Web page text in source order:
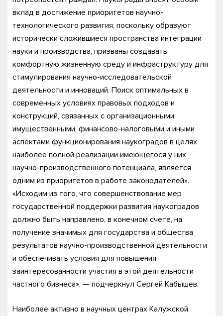
вклад в достижение приоритетов научно-
технологического развития, поскольку образуют
исторически сложившиеся пространства интеграции
науки и производства, призваны создавать
комфортную жизненную среду и инфраструктуру для
стимулирования научно-исследовательской
деятельности и инноваций. Поиск оптимальных в
современных условиях правовых подходов и
конструкций, связанных с организационными,
имущественными, финансово-налоговыми и иными
аспектами функционирования наукоградов в целях
наиболее полной реализации имеющегося у них
научно-производственного потенциала, является
одним из приоритетов в работе законодателей».
«Исходим из того, что совершенствование мер
государственной поддержки развития наукоградов
должно быть направлено, в конечном счете, на
получение значимых для государства и общества
результатов научно-производственной деятельности
и обеспечивать условия для повышения
заинтересованности участия в этой деятельности
частного бизнеса», — подчеркнул Сергей Кабышев.
Наиболее активно в научных центрах Калужской